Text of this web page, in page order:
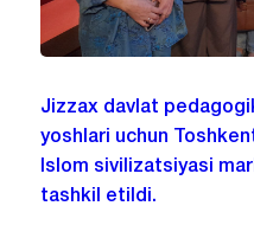
Jizzax davlat
yoshlari uchun
Islom sivilizatsiyasi
tashkil etildi.